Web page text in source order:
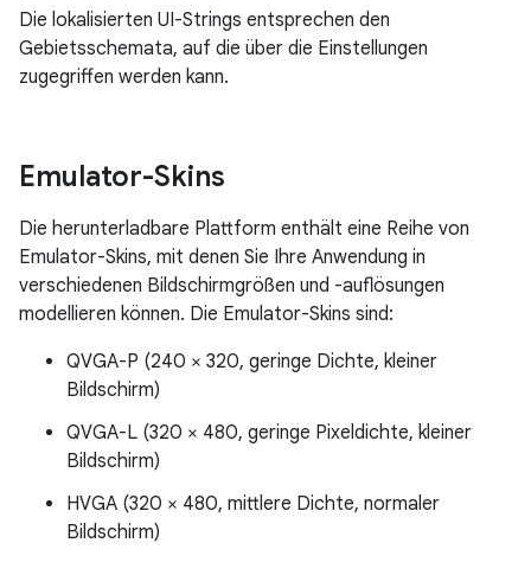
Die lokalisierten UI-Strings entsprechen den
Gebietsschemata, auf die über die Einstellungen
zugegriffen werden kann.
Emulator-Skins
Die herunterladbare Plattform enthält eine Reihe von
Emulator-Skins, mit denen Sie Ihre Anwendung in
verschiedenen Bildschirmgrößen und -auflösungen
modellieren können. Die Emulator-Skins sind:
QVGA-P (240 × 320, geringe Dichte, kleiner
Bildschirm)
QVGA-L (320 × 480, geringe Pixeldichte, kleiner
Bildschirm)
HVGA (320 × 480, mittlere Dichte, normaler
Bildschirm)